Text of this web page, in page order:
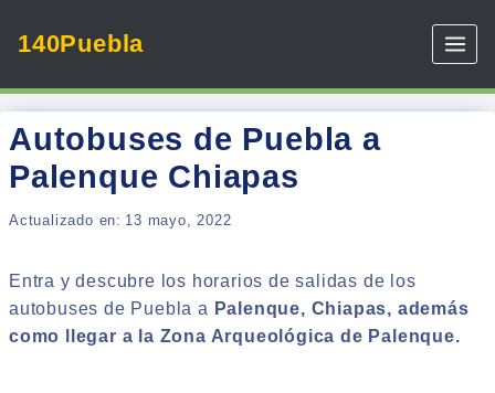
140Puebla
Autobuses de Puebla a
Palenque Chiapas
Actualizado en: 13 mayo, 2022
Entra y descubre los horarios de salidas de los
autobuses de Puebla a Palenque, Chiapas, además
como llegar a la Zona Arqueológica de Palenque.